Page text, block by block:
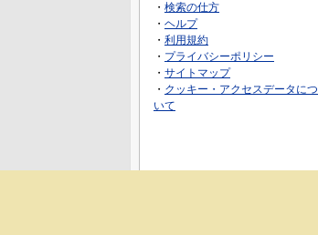
・ 検索の仕方
・ ヘルプ
・ 利用規約
・ プライバシーポリシー
・ サイトマップ
・ クッキー・アクセスデータにつ
いて